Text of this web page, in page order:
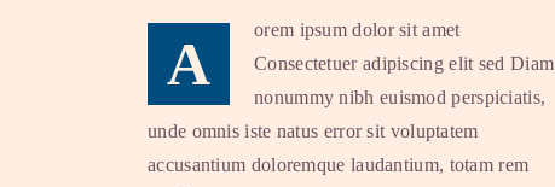
A
orem ipsum dolor sit amet
Consectetuer adipiscing elit sed Diam
nonummy nibh euismod perspiciatis,
unde omnis iste natus error sit voluptatem
accusantium doloremque laudantium, totam rem